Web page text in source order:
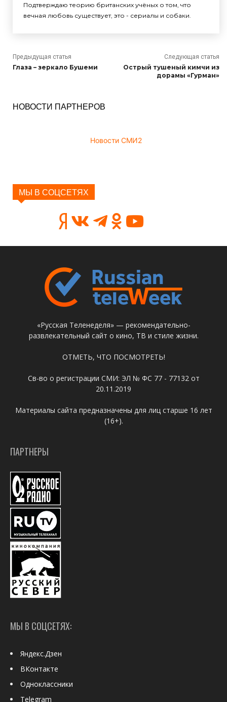
Подтверждаю теорию британских учёных о том, что
вечная любовь существует, это - сериалы и собаки.
Предыдущая статья
Глаза – зеркало Бушеми
Следующая статья
Острый тушеный кимчи из
дорамы «Гурман»
НОВОСТИ ПАРТНЕРОВ
Новости СМИ2
МЫ В СОЦСЕТЯХ
«Русская Теленеделя» — рекомендательно-
развлекательный сайт о кино, ТВ и стиле жизни.
ОТМЕТЬ, ЧТО ПОСМОТРЕТЬ!
Св-во о регистрации СМИ: ЭЛ № ФС 77 - 77132 от
20.11.2019
Материалы сайта предназначены для лиц старше 16 лет
(16+).
ПАРТНЕРЫ
МЫ В СОЦСЕТЯХ:
Яндекс.Дзен
ВКонтакте
Одноклассники
Telegram